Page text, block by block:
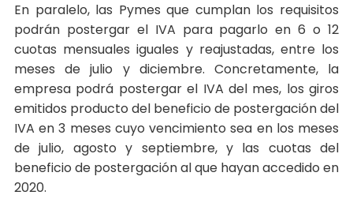
En paralelo, las Pymes que cumplan los requisitos
podrán postergar el IVA para pagarlo en 6 o 12
cuotas mensuales iguales y reajustadas, entre los
meses de julio y diciembre. Concretamente, la
empresa podrá postergar el IVA del mes, los giros
emitidos producto del beneficio de postergación del
IVA en 3 meses cuyo vencimiento sea en los meses
de julio, agosto y septiembre, y las cuotas del
beneficio de postergación al que hayan accedido en
2020.